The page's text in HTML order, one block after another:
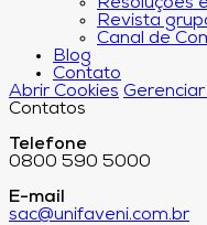
Revista
Canal de
Blog
Contato
Abrir Cookies Gerenciar
Contatos
Telefone
0800 590 5000
E-mail
sac@unifaveni.com.br